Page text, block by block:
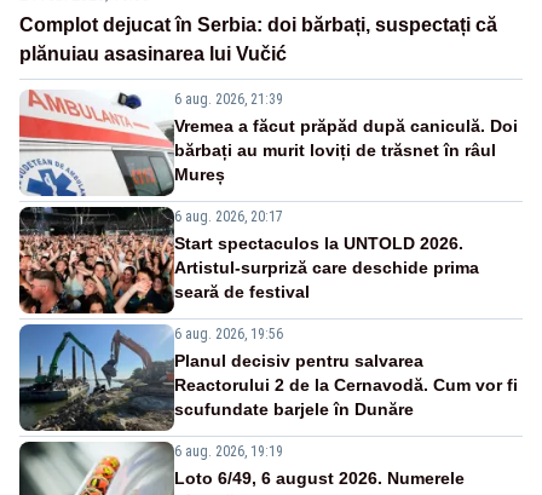
Complot dejucat în Serbia: doi bărbați, suspectați că
plănuiau asasinarea lui Vučić
6 aug. 2026, 21:39
Vremea a făcut prăpăd după caniculă. Doi
bărbați au murit loviți de trăsnet în râul
Mureș
6 aug. 2026, 20:17
Start spectaculos la UNTOLD 2026.
Artistul-surpriză care deschide prima
seară de festival
6 aug. 2026, 19:56
Planul decisiv pentru salvarea
Reactorului 2 de la Cernavodă. Cum vor fi
scufundate barjele în Dunăre
6 aug. 2026, 19:19
Loto 6/49, 6 august 2026. Numerele